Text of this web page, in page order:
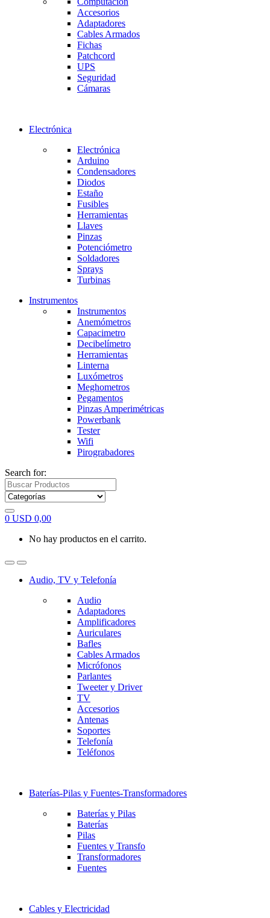
Accesorios
Adaptadores
Cables Armados
Fichas
Patchcord
UPS
Seguridad
Cámaras
Electrónica
Electrónica
Arduino
Condensadores
Diodos
Estaño
Fusibles
Herramientas
Llaves
Pinzas
Potenciómetro
Soldadores
Sprays
Turbinas
Instrumentos
Instrumentos
Anemómetros
Capacimetro
Decibelímetro
Herramientas
Linterna
Luxómetros
Meghometros
Pegamentos
Pinzas Amperimétricas
Powerbank
Tester
Wifi
Pirograbadores
Search for:
0 USD 0,00
No hay productos en el carrito.
Audio, TV y Telefonía
Audio
Adaptadores
Amplificadores
Auriculares
Bafles
Cables Armados
Micrófonos
Parlantes
Tweeter y Driver
TV
Accesorios
Antenas
Soportes
Telefonía
Teléfonos
Baterías-Pilas y Fuentes-Transformadores
Baterías y Pilas
Baterías
Pilas
Fuentes y Transfo
Transformadores
Fuentes
Cables y Electricidad